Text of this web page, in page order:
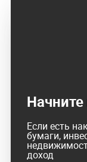
Если есть
бумаги,
доход